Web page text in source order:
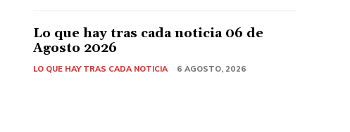
Lo que hay tras cada noticia 06 de
Agosto 2026
LO QUE HAY TRAS CADA NOTICIA 6 AGOSTO, 2026